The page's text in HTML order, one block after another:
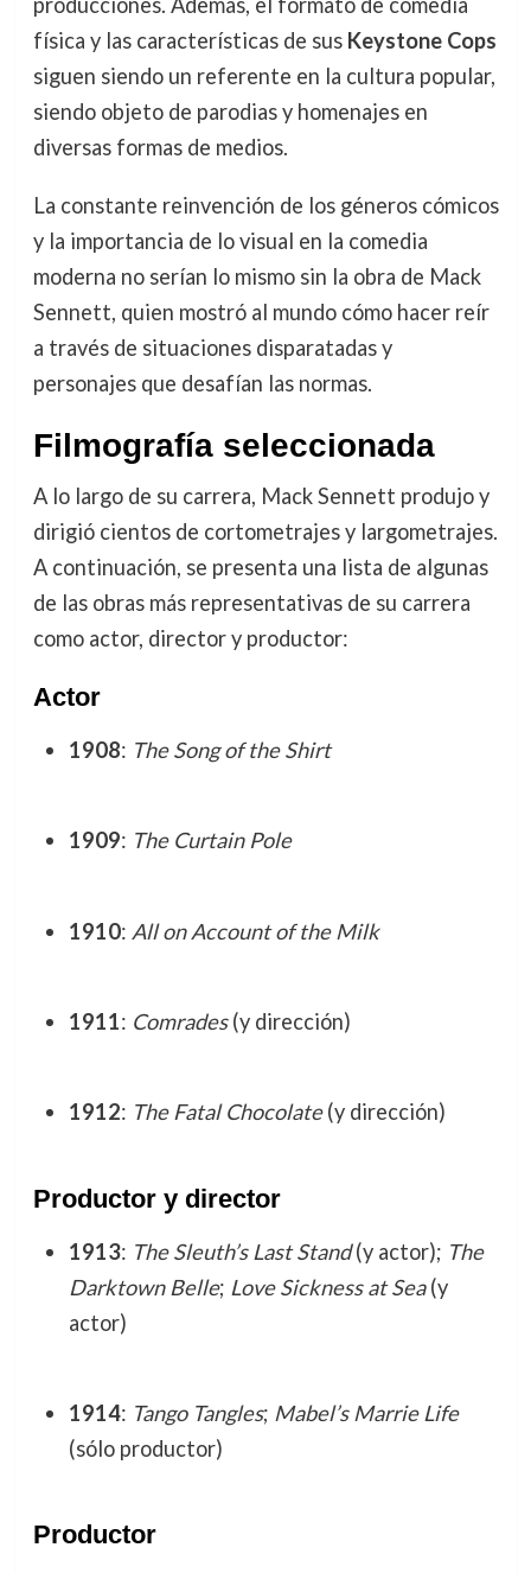
física y las características de sus Keystone Cops
siguen siendo un referente en la cultura popular,
siendo objeto de parodias y homenajes en
diversas formas de medios.
La constante reinvención de los géneros cómicos
y la importancia de lo visual en la comedia
moderna no serían lo mismo sin la obra de Mack
Sennett, quien mostró al mundo cómo hacer reír
a través de situaciones disparatadas y
personajes que desafían las normas.
Filmografía seleccionada
A lo largo de su carrera, Mack Sennett produjo y
dirigió cientos de cortometrajes y largometrajes.
A continuación, se presenta una lista de algunas
de las obras más representativas de su carrera
como actor, director y productor:
Actor
1908: The Song of the Shirt
1909: The Curtain Pole
1910: All on Account of the Milk
1911: Comrades(y dirección)
1912: The Fatal Chocolate(y dirección)
Productor y director
1913: The Sleuth’s Last Stand(y actor); The
Darktown Belle; Love Sickness at Sea(y
actor)
1914: Tango Tangles; Mabel’s Marrie Life
(sólo productor)
Productor